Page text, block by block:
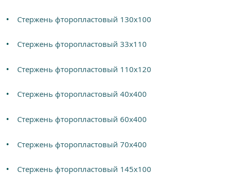
Стержень фторопластовый 130х100
Стержень фторопластовый 33х110
Стержень фторопластовый 110х120
Стержень фторопластовый 40х400
Стержень фторопластовый 60х400
Стержень фторопластовый 70х400
Стержень фторопластовый 145х100